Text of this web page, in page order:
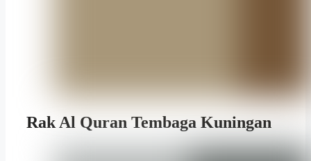
Rak Al Quran Tembaga Kuningan